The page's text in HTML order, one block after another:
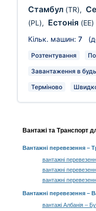
Стамбул (TR),
(PL), Естонія (EE)
Кільк. машин: 7
Розтентування
Завантаження в
Терміново
Вантажі та Транспорт
Вантажні перевезення–
вантажні
вантажні
вантажні
Вантажні перевезення –
вантажі Албанія –